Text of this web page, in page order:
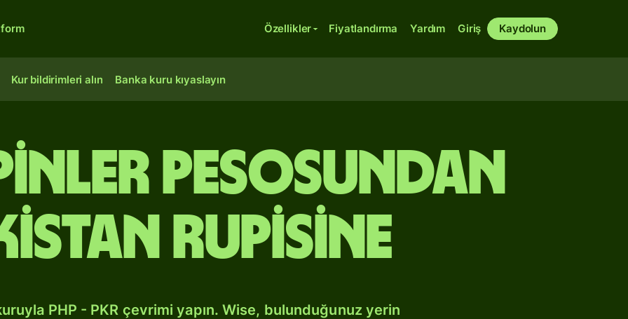
Özellikler Fiyatlandırma Yardım Giriş Kaydolun
Kur bildirimleri alın Banka kuru kıyaslayın
pesosundan
rupisine
PHP - PKR çevrimi yapın. Wise, bulunduğunuz yerin